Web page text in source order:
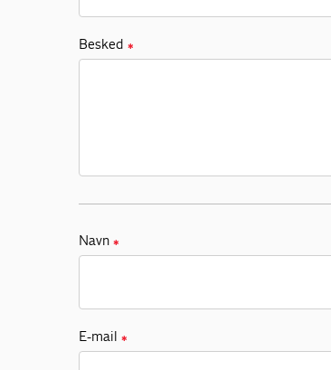
Besked ✱
Navn ✱
E-mail ✱